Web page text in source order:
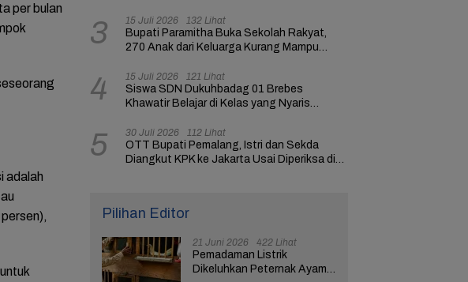
per bulan
adalah
3 15 Juli 2026 132 Lihat
Bupati Paramitha Buka Sekolah Rakyat,
270 Anak dari Keluarga Kurang Mampu
4 15 Juli 2026 121 Lihat
Siswa SDN Dukuhbadag 01 Brebes
Khawatir Belajar di Kelas yang Nyaris
5 30 Juli 2026 112 Lihat
OTT Bupati Pemalang, Istri dan Sekda
Diangkut KPK ke Jakarta Usai Diperiksa di
Pilihan Editor
21 Juni 2026 422 Lihat
Pemadaman Listrik
Dikeluhkan Peternak Ayam